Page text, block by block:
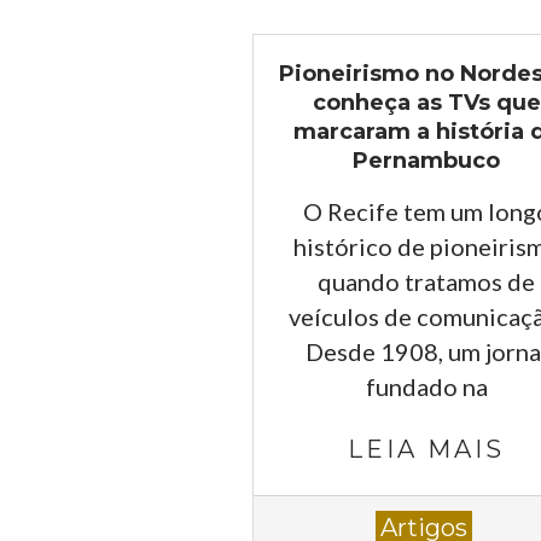
Pioneirismo no
conheça as TVs que
marcaram a história
Pernambuco
O Recife tem um
histórico de
quando tratamos de
veículos de
Desde 1908, um
fundado na
LEIA MAIS
Artigos